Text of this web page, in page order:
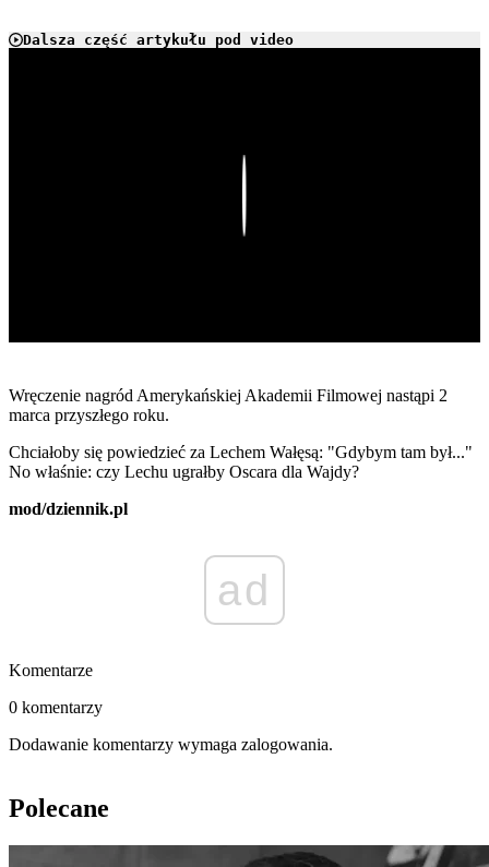
Dalsza część artykułu pod video
Wręczenie nagród Amerykańskiej Akademii Filmowej nastąpi 2
marca przyszłego roku.
Chciałoby się powiedzieć za Lechem Wałęsą: "Gdybym tam był..."
No właśnie: czy Lechu ugrałby Oscara dla Wajdy?
mod/dziennik.pl
ad
Komentarze
0 komentarzy
Dodawanie komentarzy wymaga zalogowania.
Polecane